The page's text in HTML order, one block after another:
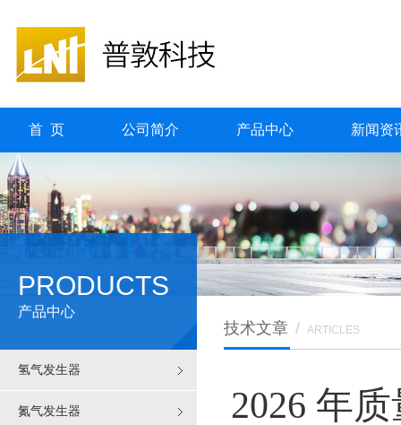
首 页 公司简介 产品中心 新闻资
PRODUCTS
产品中心
氢气发生器
氮气发生器
技术文章 / ARTICLES
2026 年